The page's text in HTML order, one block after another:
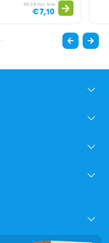
€8,59 Incl. btw
€7,10